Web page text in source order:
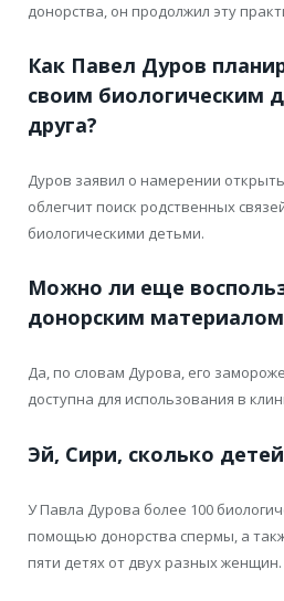
донорства, он продолжил эту
Как Павел Дуров
своим биологическим
друга?
Дуров заявил о намерении
облегчит поиск родственных
биологическими детьми.
Можно ли еще
донорским
Да, по словам Дурова, его
доступна для использования в
Эй, Сири, сколько
У Павла Дурова более 100
помощью донорства спермы, а
пяти детях от двух разных женщин.